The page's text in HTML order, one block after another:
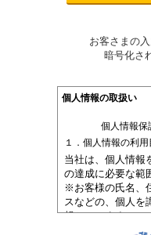
お客さまの
暗号化さ